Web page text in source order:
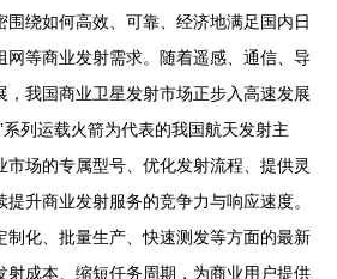
围绕如何高效、可靠、经济地满足国内日
网等商业发射需求。随着遥感、通信、导
，我国商业卫星发射市场正步入高速发展
列运载火箭为代表的我国航天发射主
市场的专属型号、优化发射流程、提供灵
升商业发射服务的竞争力与响应速度。
制化、批量生产、快速测发等方面的最新
射成本、缩短任务周期，为商业用户提供